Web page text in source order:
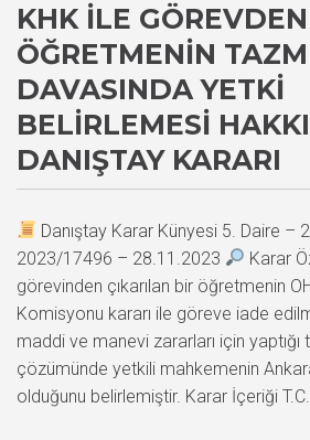
KHK ILE
ÖĞRETMENIN
DAVASINDA YETKI
BELIRLEMESI
DANIŞTAY KARARI
Danıştay Karar Künyesi 5. Daire –
2023/17496 – 28.11.2023
Karar
görevinden çıkarılan bir öğretmenin
Komisyonu kararı ile göreve iade
maddi ve manevi zararları için
çözümünde yetkili mahkemenin
olduğunu belirlemiştir. Karar İçeriği